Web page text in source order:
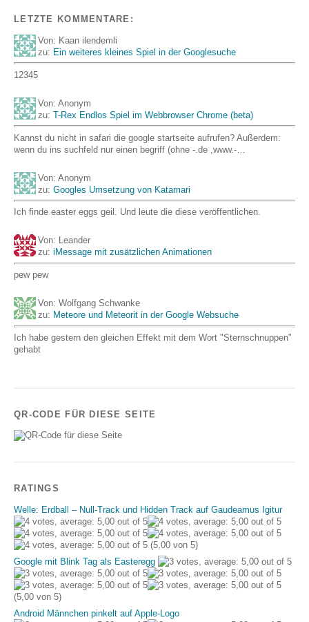
LETZTE KOMMENTARE:
Von: Kaan ilendemli
zu: Ein weiteres kleines Spiel in der Googlesuche
12345
Von: Anonym
zu: T-Rex Endlos Spiel im Webbrowser Chrome (beta)
Kannst du nicht in safari die google startseite aufrufen? Außerdem:
wenn du ins suchfeld nur einen begriff (ohne -.de ,www.-…
Von: Anonym
zu: Googles Umsetzung von Katamari
Ich finde easter eggs geil. Und leute die diese veröffentlichen.
Von: Leander
zu: iMessage mit zusätzlichen Animationen
pew pew
Von: Wolfgang Schwanke
zu: Meteore und Meteorit in der Google Websuche
Ich habe gestern den gleichen Effekt mit dem Wort "Sternschnuppen"
gehabt
QR-CODE FÜR DIESE SEITE
RATINGS
Welle: Erdball – Null-Track und Hidden Track auf Gaudeamus Igitur
(5,00 von 5)
Google mit Blink Tag als Easteregg
(5,00 von 5)
Android Männchen pinkelt auf Apple-Logo